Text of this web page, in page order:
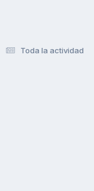
Toda la actividad